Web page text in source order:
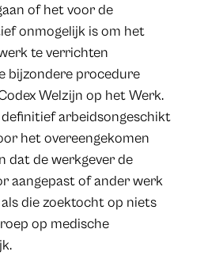
of het voor de
onmogelijk is om het
te verrichten
bijzondere procedure
Welzijn op het Werk.
arbeidsongeschikt
het overeengekomen
dat de werkgever de
aangepast of ander werk
die zoektocht op niets
op medische